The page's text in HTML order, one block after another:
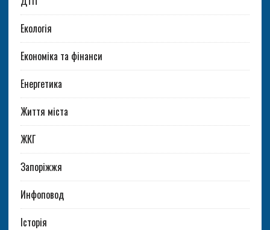
Екологія
Економіка та фінанси
Енергетика
Життя міста
ЖКГ
Запоріжжя
Инфоповод
Історія